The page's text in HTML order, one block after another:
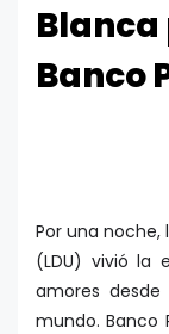
Banco
Por una noche,
(LDU) vivió la
amores
mundo. Banco